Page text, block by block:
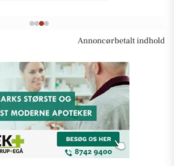
Annoncørbetalt indhold